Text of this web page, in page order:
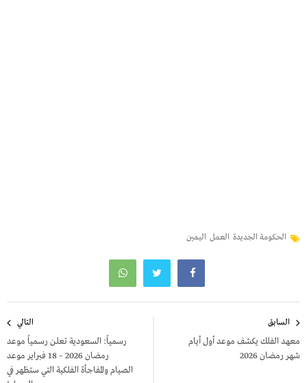
الحكومة الجديدة العمل اليمين
المقالات
السابق
معهد الفلك يكشف موعد أول أيام
شهر رمضان 2026
التالي
رسمياً: السعودية تعلن رسمياً موعد
رمضان 2026 – 18 فبراير موعد
الصيام والمفاجأة الفلكية التي ستظهر في